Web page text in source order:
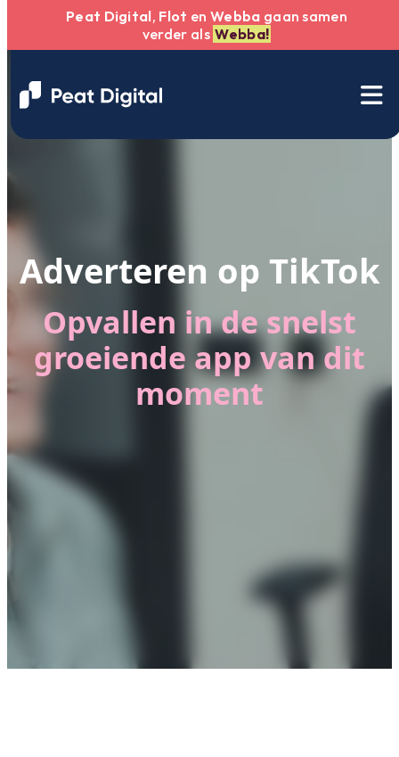
Peat Digital, Flot en Webba gaan samen
verder als Webba!
Adverteren op TikTok
Opvallen in de snelst
groeiende app van dit
moment